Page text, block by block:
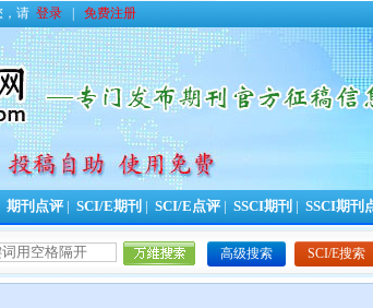
，请 登录 免费注册
期刊点评 SCI/E期刊 SCI/E点评 SSCI期刊 SSCI期刊
高级搜索 SCI/E搜索